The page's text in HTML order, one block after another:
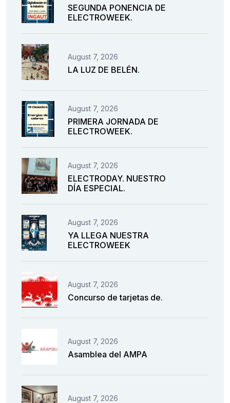
SEGUNDA PONENCIA DE
ELECTROWEEK.
August 7, 2026
LA LUZ DE BELÉN.
August 7, 2026
PRIMERA JORNADA DE
ELECTROWEEK.
August 7, 2026
ELECTRODAY. NUESTRO
DÍA ESPECIAL.
August 7, 2026
YA LLEGA NUESTRA
ELECTROWEEK
August 7, 2026
Concurso de tarjetas de.
August 7, 2026
Asamblea del AMPA
August 7, 2026